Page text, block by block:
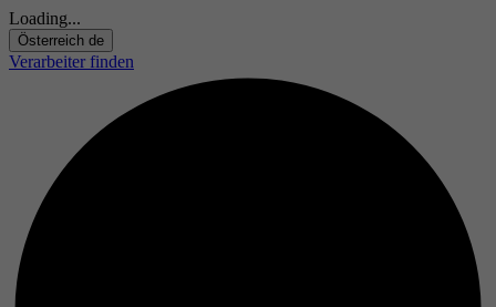
Loading...
Österreich de
Verarbeiter finden